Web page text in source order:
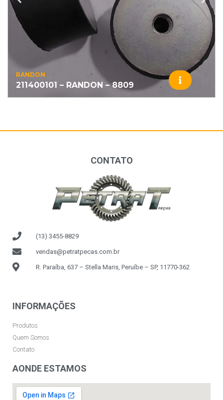
RANDON
211400101 – RANDON – 8809
CONTATO
(13) 3455-8829
vendas@petratpecas.com.br
R. Paraíba, 637 – Stella Maris, Peruíbe – SP, 11770-362
INFORMAÇÕES
Produtos
Quem Somos
Contato
AONDE ESTAMOS